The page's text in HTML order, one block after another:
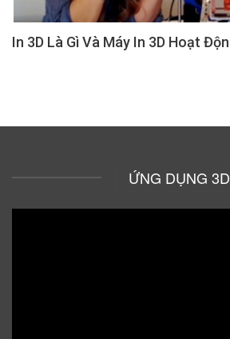
In 3D Là Gì Và Máy In 3D Hoạt
ỨNG DỤNG 3D